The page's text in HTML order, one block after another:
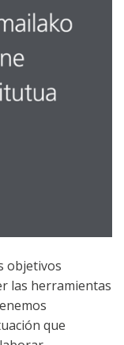
objetivos
las herramientas
que